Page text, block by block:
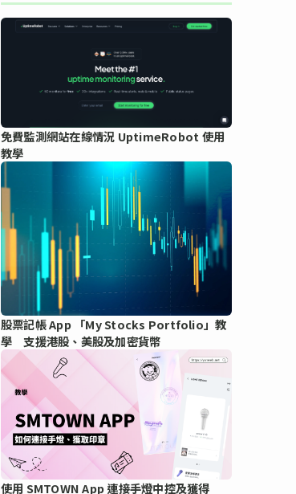
免費監測網站在線情況 UptimeRobot 使用
教學
股票記帳 App 「My Stocks Portfolio」教
學 支援港股、美股及加密貨幣
使用 SMTOWN App 連接手燈中控及獲得